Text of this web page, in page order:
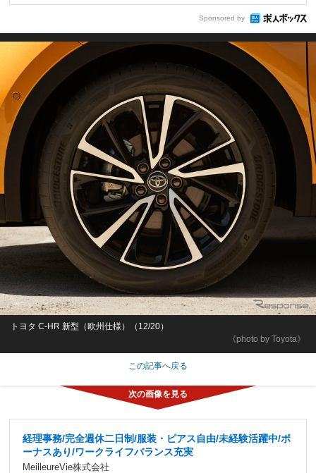
Sponsored by
《photo by Toyota》
トヨタ C-HR 新型（欧州仕様）（12/20）
この記事へ戻る
経理事務/完全週休二日制/服装・ピアス自由/未経験活躍中/ボ
ーナスあり/ワークライフバランス充実
MeilleureVie株式会社